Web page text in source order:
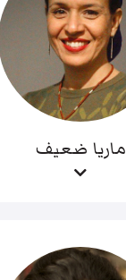
ماريا ضعيف